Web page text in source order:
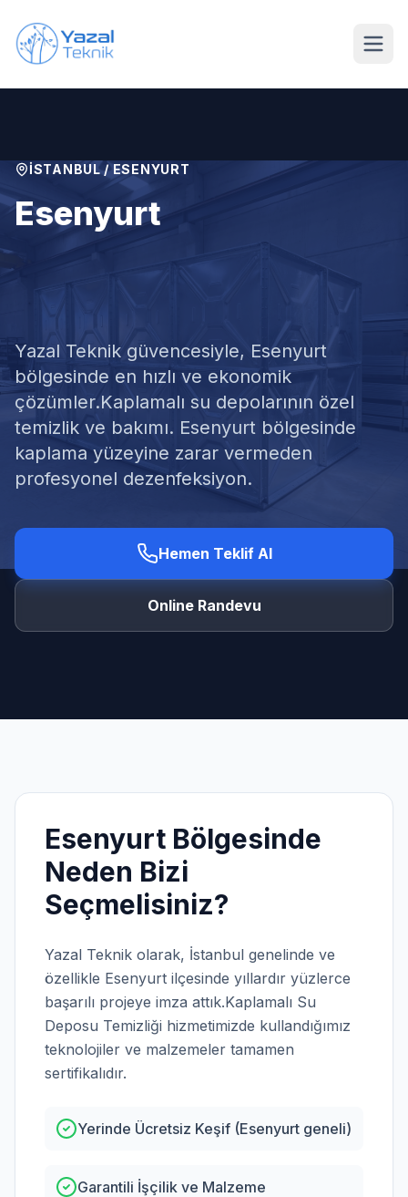
Ücretsiz Keşif Al
İSTANBUL/ ESENYURT
Esenyurt
Kaplamalı Su Deposu
Temizliği
Yazal Teknik güvencesiyle, Esenyurt
bölgesinde en hızlı ve ekonomik
çözümler.Kaplamalı su depolarının özel
temizlik ve bakımı. Esenyurt bölgesinde
kaplama yüzeyine zarar vermeden
profesyonel dezenfeksiyon.
Hemen Teklif Al
Online Randevu
Esenyurt Bölgesinde
Neden Bizi
Seçmelisiniz?
Yazal Teknik olarak, İstanbul genelinde ve
özellikle Esenyurt ilçesinde yıllardır yüzlerce
başarılı projeye imza attık.Kaplamalı Su
Deposu Temizliği hizmetimizde kullandığımız
teknolojiler ve malzemeler tamamen
sertifikalıdır.
Yerinde Ücretsiz Keşif (Esenyurt geneli)
Garantili İşçilik ve Malzeme